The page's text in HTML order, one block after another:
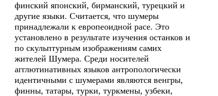
финский японский, бирманский, турецкий и
другие языки. Считается, что шумеры
принадлежали к европеоидной расе. Это
установлено в результате изучения останков и
по скульптурным изображениям самих
жителей Шумера. Среди носителей
агглютинативных языков антропологически
идентичными с шумерами являются венгры,
финны, татары, турки, туркмены, узбеки,